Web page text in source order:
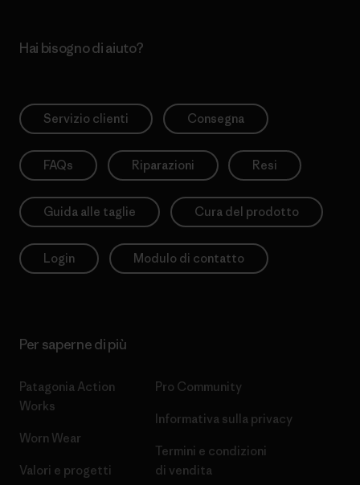
Hai bisogno di aiuto?
Servizio clienti Consegna
FAQs Riparazioni Resi
Guida alle taglie Cura del prodotto
Login Modulo di contatto
Per saperne di più
Patagonia Action
Works
Worn Wear
Valori e progetti
Pro Community
Informativa sulla privacy
Termini e condizioni
di vendita